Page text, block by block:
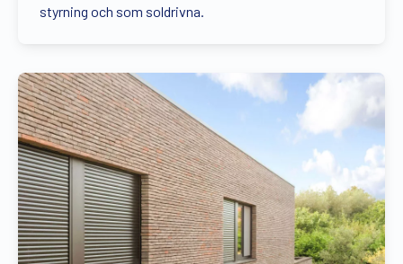
styrning och som soldrivna.